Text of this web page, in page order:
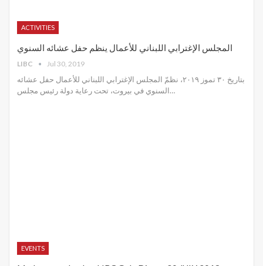
ACTIVITIES
المجلس الإغترابي اللبناني للأعمال ينظم حفل عشائه السنوي
LIBC Jul 30, 2019
بتاريخ ٣٠ تموز ٢٠١٩، نظمّ المجلس الإغترابي اللبناني للأعمال حفل عشائه
السنوي في بيروت، تحت رعاية دولة رئيس مجلس…
EVENTS